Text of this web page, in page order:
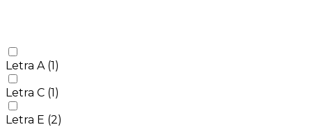
Letra A (1)
Letra C (1)
Letra E (2)